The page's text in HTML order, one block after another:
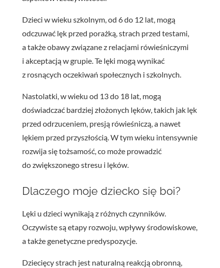
Dzieci w wieku szkolnym, od 6 do 12 lat, mogą
odczuwać lęk przed porażką, strach przed testami,
a także obawy związane z relacjami rówieśniczymi
i akceptacją w grupie. Te lęki mogą wynikać
z rosnących oczekiwań społecznych i szkolnych.
Nastolatki, w wieku od 13 do 18 lat, mogą
doświadczać bardziej złożonych lęków, takich jak lęk
przed odrzuceniem, presją rówieśniczą, a nawet
lękiem przed przyszłością. W tym wieku intensywnie
rozwija się tożsamość, co może prowadzić
do zwiększonego stresu i lęków.
Dlaczego moje dziecko się boi?
Lęki u dzieci wynikają z różnych czynników.
Oczywiste są etapy rozwoju, wpływy środowiskowe,
a także genetyczne predyspozycje.
Dziecięcy strach jest naturalną reakcją obronną,